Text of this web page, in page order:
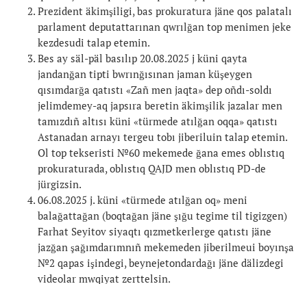
Prezident äkimşiligi, bas prokuratura jäne qos palatalı
parlament deputattarınan qwrılğan top menimen jeke
kezdesudi talap etemin.
Bes ay säl-päl basılıp 20.08.2025 j küni qayta
jandanğan tipti bwrınğısınan jaman küşeygen
qısımdarğa qatıstı «Zañ men jaqta» dep oñdı-soldı
jelimdemey-aq japsıra beretin äkimşilik jazalar men
tamızdıñ altısı küni «türmede atılğan oqqa» qatıstı
Astanadan arnayı tergeu tobı jiberiluin talap etemin.
Ol top tekseristi №60 mekemede ğana emes oblıstıq
prokuraturada, oblıstıq QAJD men oblıstıq PD-de
jürgizsin.
06.08.2025 j. küni «türmede atılğan oq» meni
balağattağan (boqtağan jäne şığu tegime til tigizgen)
Farhat Seyitov siyaqtı qızmetkerlerge qatıstı jäne
jazğan şağımdarımnıñ mekemeden jiberilmeui boyınşa
№2 qapas işindegi, beynejetondardağı jäne dälizdegi
videolar mwqiyat zerttelsin.